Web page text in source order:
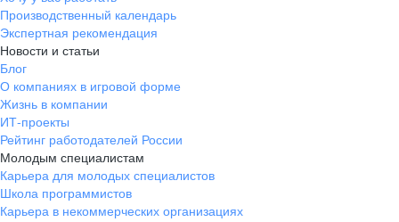
Производственный календарь
Экспертная рекомендация
Новости и статьи
Блог
О компаниях в игровой форме
Жизнь в компании
ИТ-проекты
Рейтинг работодателей России
Молодым специалистам
Карьера для молодых специалистов
Школа программистов
Карьера в некоммерческих организациях